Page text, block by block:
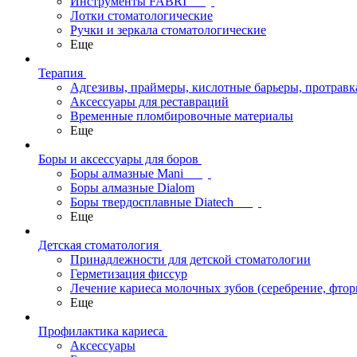
Лотки стоматологические
Ручки и зеркала стоматологические
Еще
Терапия
Адгезивы, праймеры, кислотные барьеры,
Аксессуары для реставраций
Временные пломбировочные материалы
Еще
Боры и аксессуары для боров
Боры алмазные Mani
Боры алмазные Dialom
Боры твердосплавные Diatech
Еще
Детская стоматология
Принадлежности для детской стоматологии
Герметизация фиссур
Лечение кариеса молочных зубов (серебрение,
Еще
Профилактика кариеса
Аксессуары